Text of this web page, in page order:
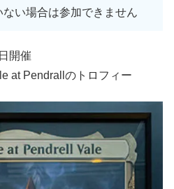
い場合は参加できません
開催
at Pendrallのトロフィー